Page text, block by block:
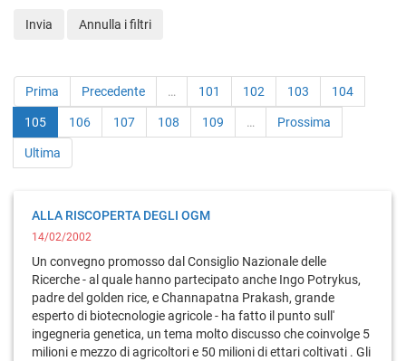
Invia Annulla i filtri
Prima Precedente … 101 102 103 104
105 106 107 108 109 … Prossima
Ultima
ALLA RISCOPERTA DEGLI OGM
14/02/2002
Un convegno promosso dal Consiglio Nazionale delle
Ricerche - al quale hanno partecipato anche Ingo Potrykus,
padre del golden rice, e Channapatna Prakash, grande
esperto di biotecnologie agricole - ha fatto il punto sull'
ingegneria genetica, un tema molto discusso che coinvolge 5
milioni e mezzo di agricoltori e 50 milioni di ettari coltivati . Gli